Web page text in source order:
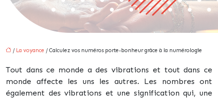
/ La voyance / Calculez vos numéros porte-bonheur grâce à la numérologie
Tout dans ce monde a des vibrations et tout dans ce
monde affecte les uns les autres. Les nombres ont
également des vibrations et une signification qui, une